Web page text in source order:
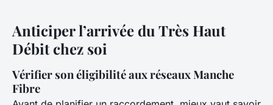
Anticiper l’arrivée du Très Haut
Débit chez soi
Vérifier son éligibilité aux réseaux Manche
Fibre